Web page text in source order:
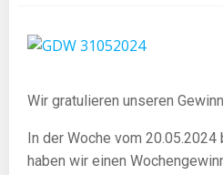
Wir gratulieren unseren
In der Woche vom 20.05.2024
haben wir einen